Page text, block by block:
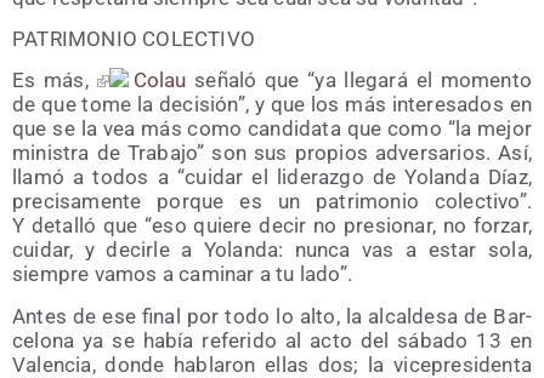
PATRIMONIO COLECTIVO
Es más,
Colau seña­ló que “ya lle­ga­rá el momen­to
de que tome la deci­sión”, y que los más intere­sa­dos en
que se la vea más como can­di­da­ta que como “la mejor
minis­tra de Tra­ba­jo” son sus pro­pios adver­sa­rios. Así,
lla­mó a todos a “cui­dar el lide­raz­go de Yolan­da Díaz,
pre­ci­sa­men­te por­que es un patri­mo­nio colec­ti­vo”.
Y deta­lló que “eso quie­re decir no pre­sio­nar, no for­zar,
cui­dar, y decir­le a Yolan­da: nun­ca vas a estar sola,
siem­pre vamos a cami­nar a tu lado”.
Antes de ese final por todo lo alto, la alcal­de­sa de Bar­
ce­lo­na ya se había refe­ri­do al acto del sába­do 13 en
Valen­cia, don­de habla­ron ellas dos; la vice­pre­si­den­ta